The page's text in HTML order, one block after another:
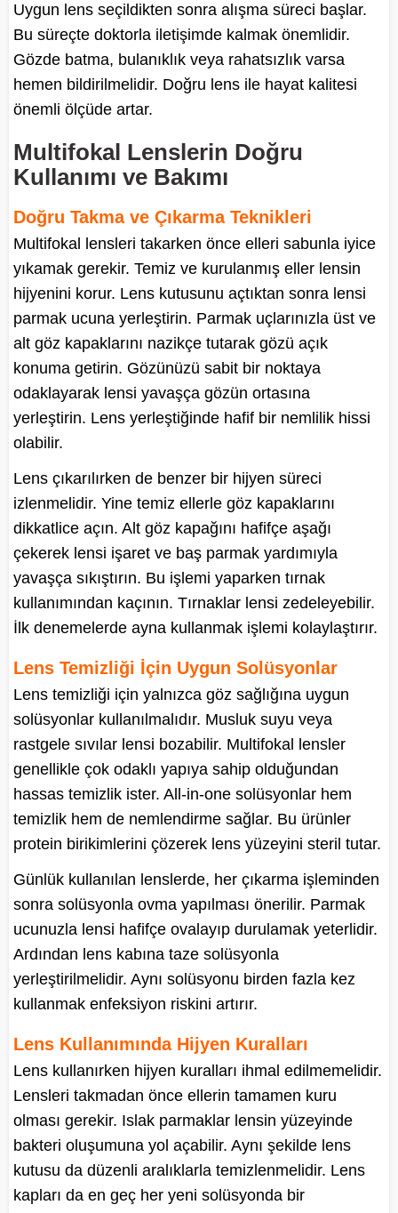
Uygun lens seçildikten sonra alışma süreci başlar.
Bu süreçte doktorla iletişimde kalmak önemlidir.
Gözde batma, bulanıklık veya rahatsızlık varsa
hemen bildirilmelidir. Doğru lens ile hayat kalitesi
önemli ölçüde artar.
Multifokal Lenslerin Doğru
Kullanımı ve Bakımı
Doğru Takma ve Çıkarma Teknikleri
Multifokal lensleri takarken önce elleri sabunla iyice
yıkamak gerekir. Temiz ve kurulanmış eller lensin
hijyenini korur. Lens kutusunu açtıktan sonra lensi
parmak ucuna yerleştirin. Parmak uçlarınızla üst ve
alt göz kapaklarını nazikçe tutarak gözü açık
konuma getirin. Gözünüzü sabit bir noktaya
odaklayarak lensi yavaşça gözün ortasına
yerleştirin. Lens yerleştiğinde hafif bir nemlilik hissi
olabilir.
Lens çıkarılırken de benzer bir hijyen süreci
izlenmelidir. Yine temiz ellerle göz kapaklarını
dikkatlice açın. Alt göz kapağını hafifçe aşağı
çekerek lensi işaret ve baş parmak yardımıyla
yavaşça sıkıştırın. Bu işlemi yaparken tırnak
kullanımından kaçının. Tırnaklar lensi zedeleyebilir.
İlk denemelerde ayna kullanmak işlemi kolaylaştırır.
Lens Temizliği İçin Uygun Solüsyonlar
Lens temizliği için yalnızca göz sağlığına uygun
solüsyonlar kullanılmalıdır. Musluk suyu veya
rastgele sıvılar lensi bozabilir. Multifokal lensler
genellikle çok odaklı yapıya sahip olduğundan
hassas temizlik ister. All-in-one solüsyonlar hem
temizlik hem de nemlendirme sağlar. Bu ürünler
protein birikimlerini çözerek lens yüzeyini steril tutar.
Günlük kullanılan lenslerde, her çıkarma işleminden
sonra solüsyonla ovma yapılması önerilir. Parmak
ucunuzla lensi hafifçe ovalayıp durulamak yeterlidir.
Ardından lens kabına taze solüsyonla
yerleştirilmelidir. Aynı solüsyonu birden fazla kez
kullanmak enfeksiyon riskini artırır.
Lens Kullanımında Hijyen Kuralları
Lens kullanırken hijyen kuralları ihmal edilmemelidir.
Lensleri takmadan önce ellerin tamamen kuru
olması gerekir. Islak parmaklar lensin yüzeyinde
bakteri oluşumuna yol açabilir. Aynı şekilde lens
kutusu da düzenli aralıklarla temizlenmelidir. Lens
kapları da en geç her yeni solüsyonda bir